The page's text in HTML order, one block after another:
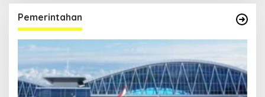
Pemerintahan